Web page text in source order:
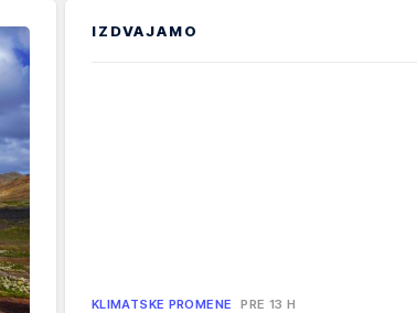
IZDVAJAMO
KLIMATSKE PROMENE PRE 13 H